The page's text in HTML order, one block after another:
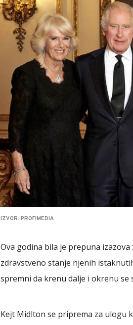
IZVOR: PROFIMEDIA
Ova godina bila je prepuna
zdravstveno stanje njenih
spremni da krenu dalje i okrenu se
Kejt Midlton se priprema za ulogu